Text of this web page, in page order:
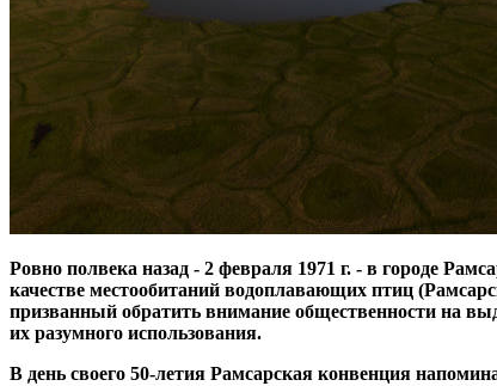
Ровно полвека назад - 2 февраля 1971 г. - в городе
качестве местообитаний водоплавающих птиц
призванный обратить внимание общественности на
их разумного использования.
В день своего 50-летия Рамсарская конвенция